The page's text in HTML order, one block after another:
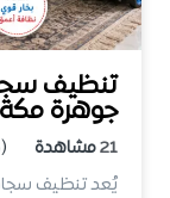
تنظيف
جوهرة مكة
21مشاهدة
(6/17/2026)
يُعد تنظيف سجاد